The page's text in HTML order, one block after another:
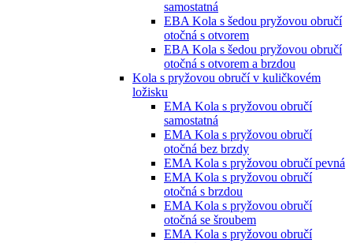
samostatná
EBA Kola s šedou pryžovou obručí
otočná s otvorem
EBA Kola s šedou pryžovou obručí
otočná s otvorem a brzdou
Kola s pryžovou obručí v kuličkovém
ložisku
EMA Kola s pryžovou obručí
samostatná
EMA Kola s pryžovou obručí
otočná bez brzdy
EMA Kola s pryžovou obručí pevná
EMA Kola s pryžovou obručí
otočná s brzdou
EMA Kola s pryžovou obručí
otočná se šroubem
EMA Kola s pryžovou obručí